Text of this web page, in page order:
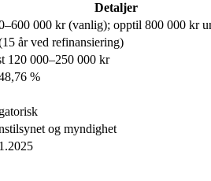
Detaljer
000 kr (vanlig); opptil 800 000 kr
år ved refinansiering)
120 000–250 000 kr
%
og myndighet